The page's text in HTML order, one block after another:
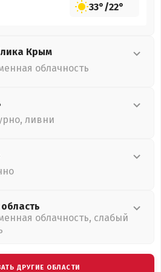
33°/22°
Крым
облачность
ливни
область
облачность, слабый
ДРУГИЕ ОБЛАСТИ